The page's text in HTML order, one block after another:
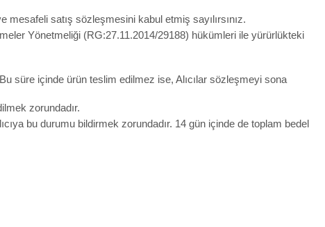
satış sözleşmesini kabul etmiş sayılırsınız.
Yönetmeliği (RG:27.11.2014/29188) hükümleri ile yürürlükteki
süre içinde ürün teslim edilmez ise, Alıcılar sözleşmeyi sona
zorundadır.
bu durumu bildirmek zorundadır. 14 gün içinde de toplam bedel